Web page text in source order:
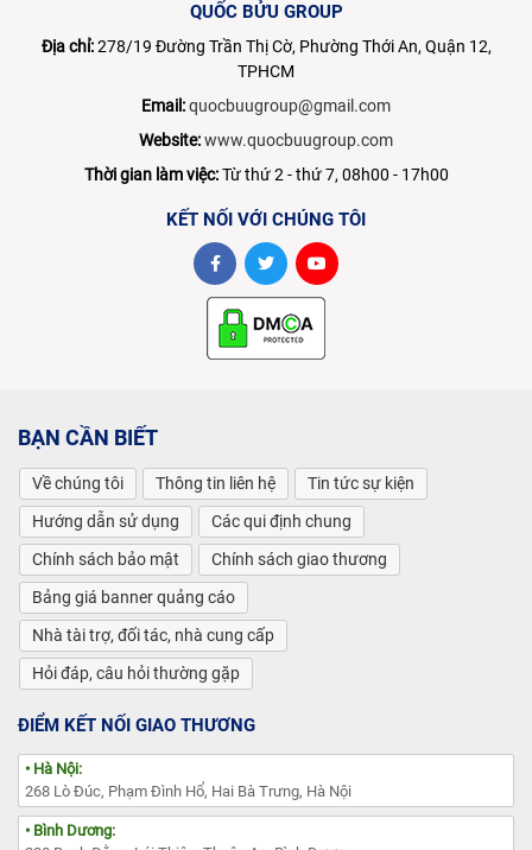
QUỐC BỬU GROUP
Địa chỉ:278/19 Đường Trần Thị Cờ, Phường Thới An, Quận 12,
TPHCM
Email:quocbuugroup@gmail.com
Website:www.quocbuugroup.com
Thời gian làm việc:Từ thứ 2 - thứ 7, 08h00 - 17h00
KẾT NỐI VỚI CHÚNG TÔI
BẠN CẦN BIẾT
Về chúng tôi Thông tin liên hệ
Tin tức sự kiện
Hướng dẫn sử dụng
Các qui định chung
Chính sách bảo mật
Chính sách giao thương
Bảng giá banner quảng cáo
Nhà tài trợ, đối tác, nhà cung cấp
Hỏi đáp, câu hỏi thường gặp
ĐIỂM KẾT NỐI GIAO THƯƠNG
• Hà Nội:
268 Lò Đúc, Phạm Đình Hổ, Hai Bà Trưng, Hà Nội
• Bình Dương: